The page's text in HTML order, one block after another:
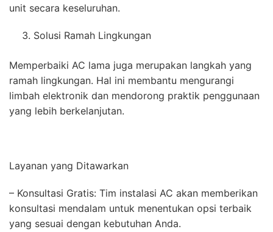
unit secara keseluruhan.
Solusi Ramah Lingkungan
Memperbaiki AC lama juga merupakan langkah yang
ramah lingkungan. Hal ini membantu mengurangi
limbah elektronik dan mendorong praktik penggunaan
yang lebih berkelanjutan.
Layanan yang Ditawarkan
– Konsultasi Gratis: Tim instalasi AC akan memberikan
konsultasi mendalam untuk menentukan opsi terbaik
yang sesuai dengan kebutuhan Anda.